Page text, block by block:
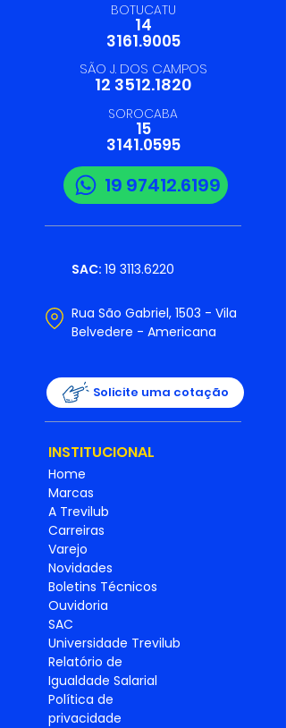
BOTUCATU
14
3161.9005
SÃO J. DOS CAMPOS
12 3512.1820
SOROCABA
15
3141.0595
19 97412.6199
SAC: 19 3113.6220
Rua São Gabriel, 1503 - Vila
Belvedere - Americana
INSTITUCIONAL
Home
Marcas
A Trevilub
Carreiras
Varejo
Novidades
Boletins Técnicos
Ouvidoria
SAC
Universidade Trevilub
Relatório de
Igualdade Salarial
Política de
privacidade
Solicite uma cotação